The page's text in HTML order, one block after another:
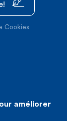
Cookies
Expansion
améliorer